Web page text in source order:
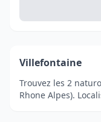
Villefontaine
Trouvez les 2
Rhone Alpes).